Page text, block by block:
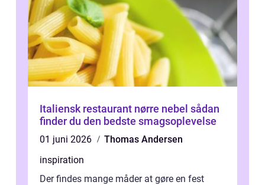
Italiensk restaurant nørre nebel sådan
finder du den bedste smagsoplevelse
01 juni 2026
Thomas Andersen
inspiration
Der findes mange måder at gøre en fest